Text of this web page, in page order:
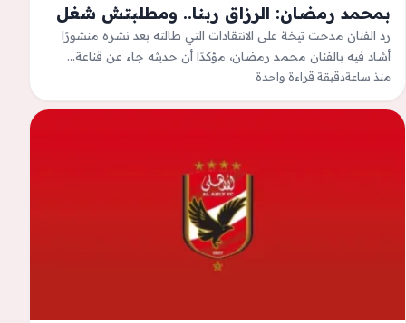
بمحمد رمضان: الرزاق ربنا.. ومطلبتش شغل
من حد
رد الفنان مدحت تيخة على الانتقادات التي طالته بعد نشره منشورًا
أشاد فيه بالفنان محمد رمضان، مؤكدًا أن حديثه جاء عن قناعة…
منذ ساعةدقيقة قراءة واحدة